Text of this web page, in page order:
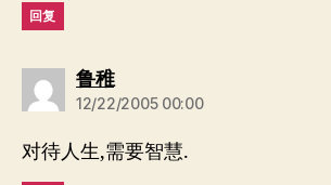
回复
鲁稚说：
12/22/2005 00:00
对待人生,需要智慧.